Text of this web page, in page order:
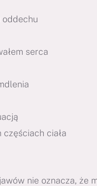
oddechu
serca
ciała
nie oznacza, że